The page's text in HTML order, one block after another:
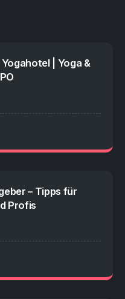
| Yoga &
– Tipps für
Profis